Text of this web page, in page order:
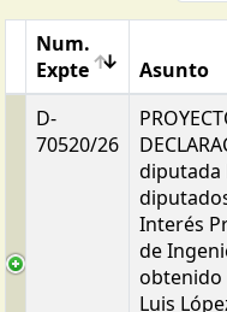
Num.
Expte
Asunto
D-
70520/26
diputada
Interés
de
obtenido
Luis